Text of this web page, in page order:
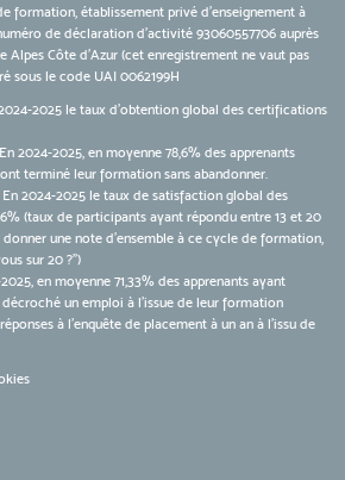
formation, établissement privé d’enseignement à
de déclaration d’activité 93060557706 auprès
Alpes Côte d’Azur (cet enregistrement ne vaut pas
sous le code UAI 0062199H
2025 le taux d'obtention global des certifications
2024-2025, en moyenne 78,6% des apprenants
terminé leur formation sans abandonner.
2024-2025 le taux de satisfaction global des
(taux de participants ayant répondu entre 13 et 20
une note d’ensemble à ce cycle de formation,
sur 20 ?")
en moyenne 71,33% des apprenants ayant
un emploi à l'issue de leur formation
à l'enquête de placement à un an à l'issu de